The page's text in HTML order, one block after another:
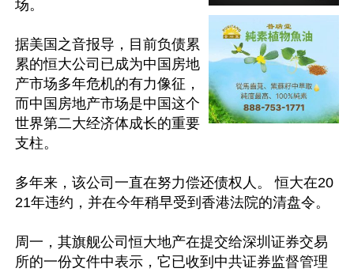
场。
据美国之音报导，目前负债累
累的恒大公司已成为中国房地
产市场多年危机的有力像征，
而中国房地产市场是中国这个
世界第二大经济体成长的重要
支柱。
多年来，该公司一直在努力偿还债权人。 恒大在20
21年违约，并在今年稍早受到香港法院的清盘令。
周一，其旗舰公司恒大地产在提交给深圳证券交易
所的一份文件中表示，它已收到中共证券监督管理